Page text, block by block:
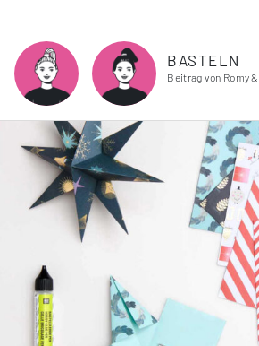
BASTELN
Beitrag von Romy